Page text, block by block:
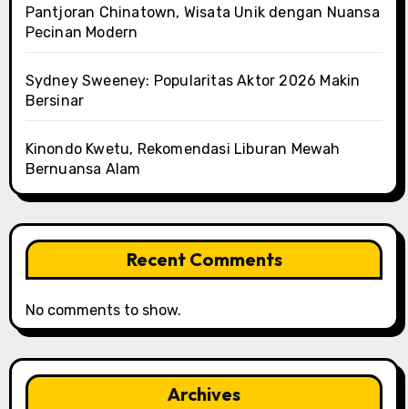
Pantjoran Chinatown, Wisata Unik dengan Nuansa
Pecinan Modern
Sydney Sweeney: Popularitas Aktor 2026 Makin
Bersinar
Kinondo Kwetu, Rekomendasi Liburan Mewah
Bernuansa Alam
Recent Comments
No comments to show.
Archives